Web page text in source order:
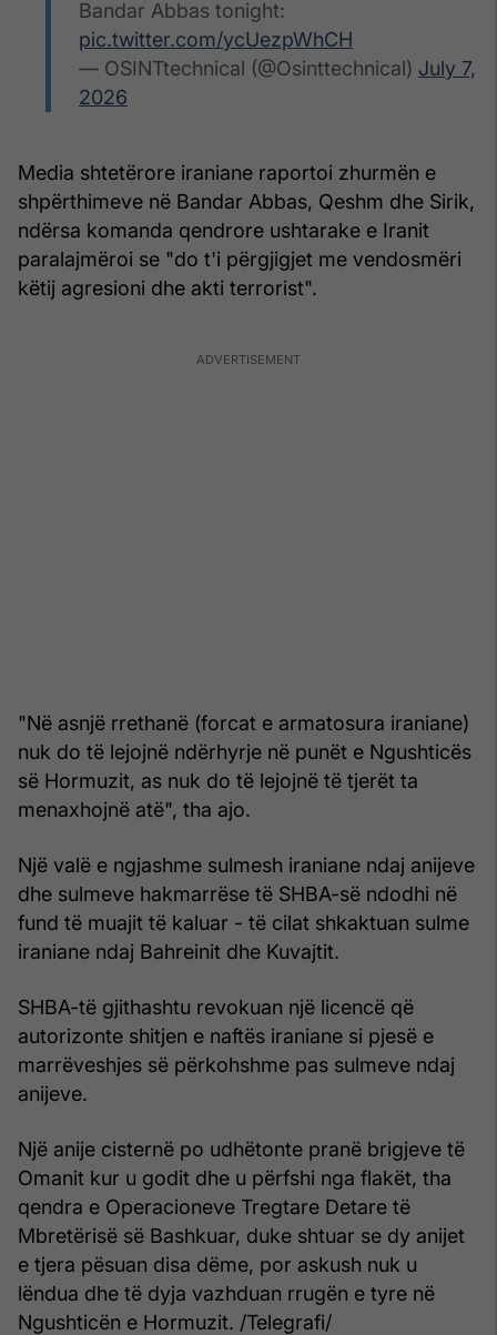
Bandar Abbas tonight:
pic.twitter.com/ycUezpWhCH
— OSINTtechnical (@Osinttechnical) July 7,
2026
Media shtetërore iraniane raportoi zhurmën e
shpërthimeve në Bandar Abbas, Qeshm dhe Sirik,
ndërsa komanda qendrore ushtarake e Iranit
paralajmëroi se "do t'i përgjigjet me vendosmëri
këtij agresioni dhe akti terrorist".
"Në asnjë rrethanë (forcat e armatosura iraniane)
nuk do të lejojnë ndërhyrje në punët e Ngushticës
së Hormuzit, as nuk do të lejojnë të tjerët ta
menaxhojnë atë", tha ajo.
Një valë e ngjashme sulmesh iraniane ndaj anijeve
dhe sulmeve hakmarrëse të SHBA-së ndodhi në
fund të muajit të kaluar - të cilat shkaktuan sulme
iraniane ndaj Bahreinit dhe Kuvajtit.
SHBA-të gjithashtu revokuan një licencë që
autorizonte shitjen e naftës iraniane si pjesë e
marrëveshjes së përkohshme pas sulmeve ndaj
anijeve.
Një anije cisternë po udhëtonte pranë brigjeve të
Omanit kur u godit dhe u përfshi nga flakët, tha
qendra e Operacioneve Tregtare Detare të
Mbretërisë së Bashkuar, duke shtuar se dy anijet
e tjera pësuan disa dëme, por askush nuk u
lëndua dhe të dyja vazhduan rrugën e tyre në
Ngushticën e Hormuzit. /Telegrafi/